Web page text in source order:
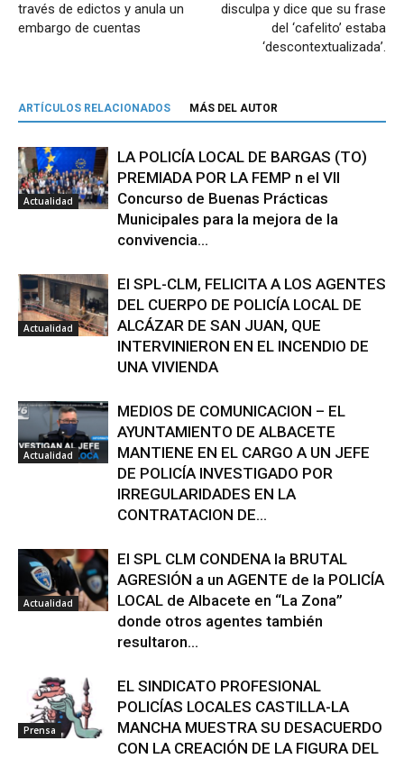
través de edictos y anula un
embargo de cuentas
disculpa y dice que su frase
del ‘cafelito’ estaba
‘descontextualizada’.
ARTÍCULOS RELACIONADOS MÁS DEL AUTOR
Actualidad
LA POLICÍA LOCAL DE BARGAS (TO)
PREMIADA POR LA FEMP n el VII
Concurso de Buenas Prácticas
Municipales para la mejora de la
convivencia...
Actualidad
El SPL-CLM, FELICITA A LOS AGENTES
DEL CUERPO DE POLICÍA LOCAL DE
ALCÁZAR DE SAN JUAN, QUE
INTERVINIERON EN EL INCENDIO DE
UNA VIVIENDA
Actualidad
MEDIOS DE COMUNICACION – EL
AYUNTAMIENTO DE ALBACETE
MANTIENE EN EL CARGO A UN JEFE
DE POLICÍA INVESTIGADO POR
IRREGULARIDADES EN LA
CONTRATACION DE...
Actualidad
El SPL CLM CONDENA la BRUTAL
AGRESIÓN a un AGENTE de la POLICÍA
LOCAL de Albacete en “La Zona”
donde otros agentes también
resultaron...
Prensa
EL SINDICATO PROFESIONAL
POLICÍAS LOCALES CASTILLA-LA
MANCHA MUESTRA SU DESACUERDO
CON LA CREACIÓN DE LA FIGURA DEL